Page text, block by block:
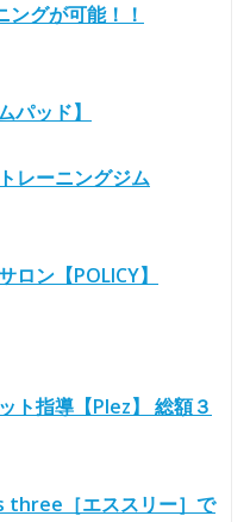
グが可能！！
パッド】
レーニングジム
ン【POLICY】
ト指導【Plez】 総額３
three［エススリー］で